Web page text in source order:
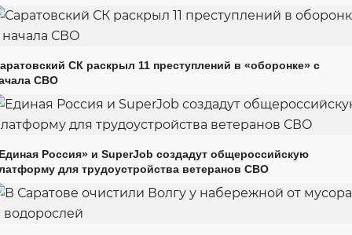
СК раскрыл 11 преступлений в «оборонке» с
СВО
Россия» и SuperJob создадут общероссийскую
для трудоустройства ветеранов СВО